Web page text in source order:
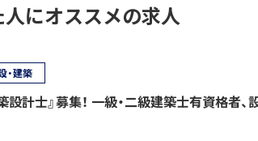
にオススメの求人
設計士』募集！ 一級・二級建築士有資格者
・建築